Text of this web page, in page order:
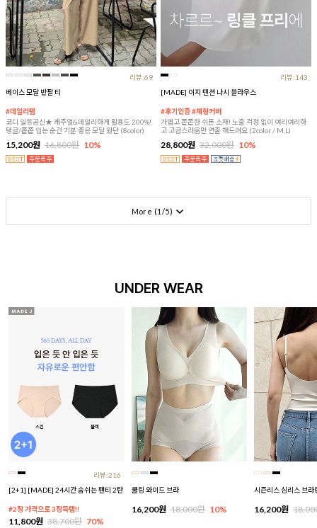
리뷰:69
베이스 모달 반팔 티
#데일리템
코디 일등공신★ 캐주얼&데일리하게 활용도 200%!
탱글/쫀쫀 입는 순간 기분 좋은 모달 원단 (8color)
15,200원 16,800원 10%
리뷰:143
[MADE] 이지 텐션 나시 블라우스
#후기인증 #체형커버
가볍고 쫀쫀한 쉬폰 소재! 노출 걱정 없이 여리여리하
고 고급스러움만 연출 해드려요 (2color / M,L)
28,800원 32,000원 10%
More (1 /5)
UNDER WEAR
리뷰:216
[2+1] [MADE] 24시간 숨쉬는 팬티 2탄
#2장 가격으로 3장득템!!
11,800원 38,700원 70%
쿨링 와이드 브라
16,200원 18,000원 10%
시즌리스 심리스 브라
16,200원